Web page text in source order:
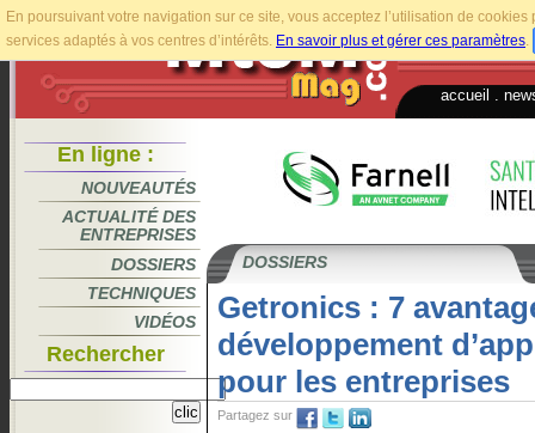
En poursuivant votre navigation sur ce site, vous acceptez l’utilisation de
services adaptés à vos centres d’intérêts. En savoir plus et gérer ces paramètres.
accueil
En ligne :
NOUVEAUTÉS
ACTUALITÉ DES
ENTREPRISES
DOSSIERS
TECHNIQUES
VIDÉOS
Rechercher
DOSSIERS
Getronics : 7
développement
pour les entreprises
Partagez sur